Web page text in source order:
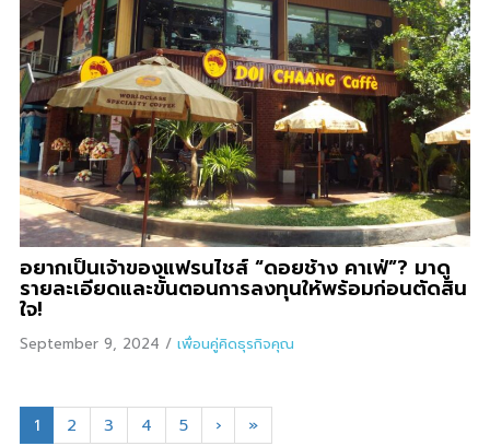
อยากเป็นเจ้าของแฟรนไชส์ “ดอยช้าง คาเฟ่”? มาดู
รายละเอียดและขั้นตอนการลงทุนให้พร้อมก่อนตัดสิน
ใจ!
September 9, 2024 / เพื่อนคู่คิดธุรกิจคุณ
1 2 3 4 5 › »